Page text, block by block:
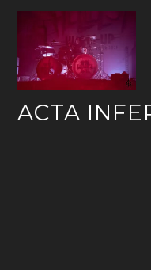
Skip
content
ACTA